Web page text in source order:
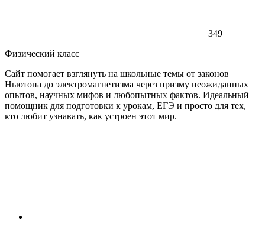
349
Физический класс
Сайт помогает взглянуть на школьные темы от законов
Ньютона до электромагнетизма через призму неожиданных
опытов, научных мифов и любопытных фактов. Идеальный
помощник для подготовки к урокам, ЕГЭ и просто для тех,
кто любит узнавать, как устроен этот мир.